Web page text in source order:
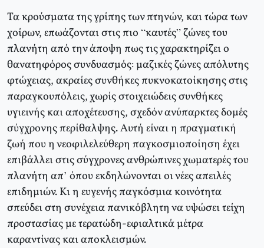
Τα κρούσματα της γρίπης των πτηνών, και τώρα των
χοίρων, επωάζονται στις πιο “καυτές” ζώνες του
πλανήτη από την άποψη πως τις χαρακτηρίζει ο
θανατηφόρος συνδυασμός: μαζικές ζώνες απόλυτης
φτώχειας, ακραίες συνθήκες πυκνοκατοίκησης στις
παραγκουπόλεις, χωρίς στοιχειώδεις συνθήκες
υγιεινής και αποχέτευσης, σχεδόν ανύπαρκτες δομές
σύγχρονης περίθαλψης. Αυτή είναι η πραγματική
ζωή που η νεοφιλελεύθερη παγκοσμιοποίηση έχει
επιβάλλει στις σύγχρονες ανθρώπινες χωματερές του
πλανήτη απ’ όπου εκδηλώνονται οι νέες απειλές
επιδημιών. Κι η ευγενής παγκόσμια κοινότητα
σπεύδει στη συνέχεια πανικόβλητη να υψώσει τείχη
προστασίας με τερατώδη-εφιαλτικά μέτρα
καραντίνας και αποκλεισμών.